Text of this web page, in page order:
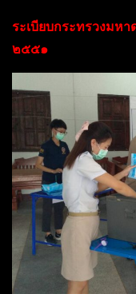
ระเบียบกระทรวงมห
๒๕๕๑